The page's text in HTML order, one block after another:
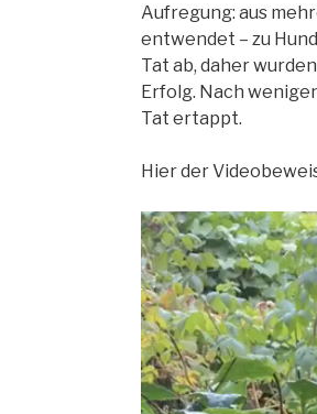
Aufregung: aus
entwendet – zu
Tat ab, daher
Erfolg. Nach
Tat ertappt.
Hier der